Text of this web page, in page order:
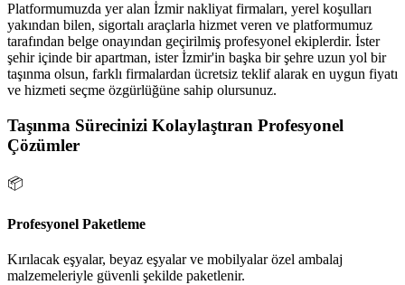
Platformumuzda yer alan İzmir nakliyat firmaları, yerel koşulları
yakından bilen, sigortalı araçlarla hizmet veren ve platformumuz
tarafından belge onayından geçirilmiş profesyonel ekiplerdir. İster
şehir içinde bir apartman, ister İzmir'in başka bir şehre uzun yol bir
taşınma olsun, farklı firmalardan ücretsiz teklif alarak en uygun fiyatı
ve hizmeti seçme özgürlüğüne sahip olursunuz.
Taşınma Sürecinizi Kolaylaştıran Profesyonel
Çözümler
📦
Profesyonel Paketleme
Kırılacak eşyalar, beyaz eşyalar ve mobilyalar özel ambalaj
malzemeleriyle güvenli şekilde paketlenir.